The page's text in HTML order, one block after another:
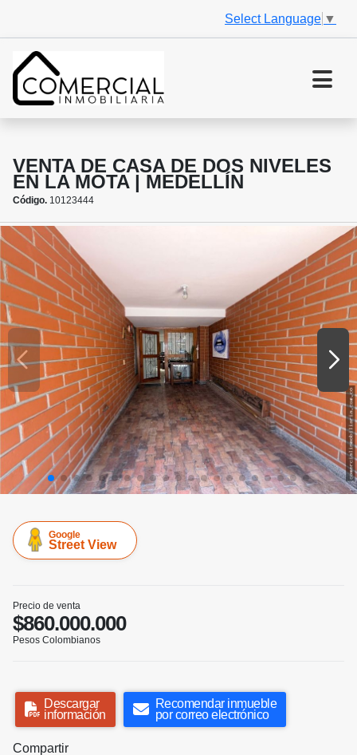
Select Language ▼
VENTA DE CASA DE DOS NIVELES
EN LA MOTA | MEDELLÍN
Código. 10123444
Google
Street View
Precio de venta
$860.000.000
Pesos Colombianos
Descargar
información
Recomendar inmueble
por correo electrónico
Compartir